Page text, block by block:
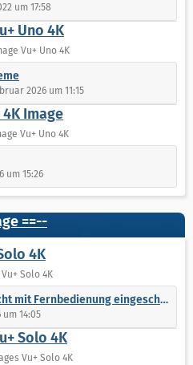
um 17:58
Uno 4K
Vu+ Uno 4K
2026 um 11:15
Image
Vu+ Uno 4K
um 15:26
==--
4K
Solo 4K
Fernbedienung eingeschaltet werden
um 14:05
Solo 4K
Vu+ Solo 4K